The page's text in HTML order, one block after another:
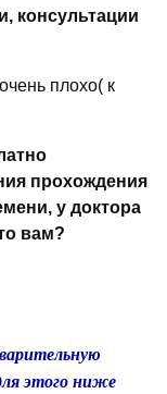
консультации
плохо( к
прохождения
у доктора
вам?
этого ниже